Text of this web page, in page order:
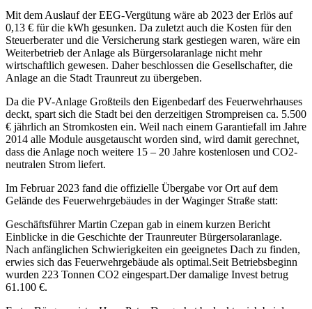
Mit dem Auslauf der EEG-Vergütung wäre ab 2023 der Erlös auf
0,13 € für die kWh gesunken. Da zuletzt auch die Kosten für den
Steuerberater und die Versicherung stark gestiegen waren, wäre ein
Weiterbetrieb der Anlage als Bürgersolaranlage nicht mehr
wirtschaftlich gewesen. Daher beschlossen die Gesellschafter, die
Anlage an die Stadt Traunreut zu übergeben.
Da die PV-Anlage Großteils den Eigenbedarf des Feuerwehrhauses
deckt, spart sich die Stadt bei den derzeitigen Strompreisen ca. 5.500
€ jährlich an Stromkosten ein. Weil nach einem Garantiefall im Jahre
2014 alle Module ausgetauscht worden sind, wird damit gerechnet,
dass die Anlage noch weitere 15 – 20 Jahre kostenlosen und CO2-
neutralen Strom liefert.
Im Februar 2023 fand die offizielle Übergabe vor Ort auf dem
Gelände des Feuerwehrgebäudes in der Waginger Straße statt:
Geschäftsführer Martin Czepan gab in einem kurzen Bericht
Einblicke in die Geschichte der Traunreuter Bürgersolaranlage.
Nach anfänglichen Schwierigkeiten ein geeignetes Dach zu finden,
erwies sich das Feuerwehrgebäude als optimal.Seit Betriebsbeginn
wurden 223 Tonnen CO2 eingespart.Der damalige Invest betrug
61.100 €.